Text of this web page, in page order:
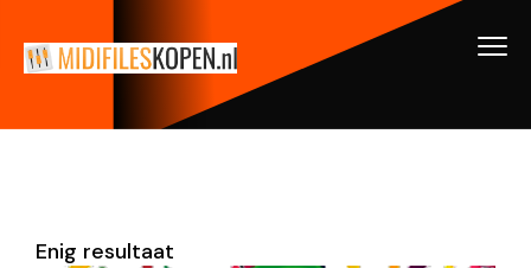
Enig resultaat